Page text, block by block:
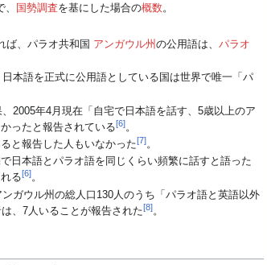
国勢調査を基にした場合の概数。
ば、パラオ共和国 アンガウル州の公用語は、パラオ
日本語を正式に公用語としている国は世界で唯一「パ
2005年4月現在「自宅で日本語を話す、5歳以上のア
ったと報告されている[6]。
と報告した人もいなかった[7]。
日本語とパラオ語を同じくらい頻繁に話すと語った
る[6]。
ガウル州の総人口130人のうち「パラオ語と英語以外
、7人いることが報告された[8]。